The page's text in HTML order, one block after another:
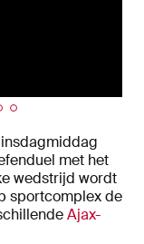
met het
wedstrijd wordt
sportcomplex de
Ajax-